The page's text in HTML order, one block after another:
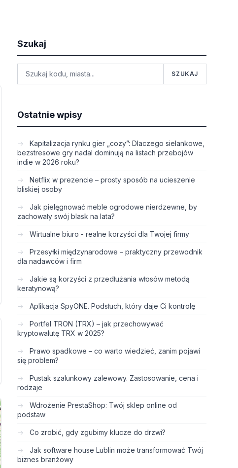
Szukaj
SZUKAJ
Ostatnie wpisy
Kapitalizacja rynku gier „cozy”: Dlaczego sielankowe,
bezstresowe gry nadal dominują na listach przebojów
indie w 2026 roku?
Netflix w prezencie – prosty sposób na ucieszenie
bliskiej osoby
Jak pielęgnować meble ogrodowe nierdzewne, by
zachowały swój blask na lata?
Wirtualne biuro - realne korzyści dla Twojej firmy
Przesyłki międzynarodowe – praktyczny przewodnik
dla nadawców i firm
Jakie są korzyści z przedłużania włosów metodą
keratynową?
Aplikacja SpyONE. Podsłuch, który daje Ci kontrolę
Portfel TRON (TRX) – jak przechowywać
kryptowalutę TRX w 2025?
Prawo spadkowe – co warto wiedzieć, zanim pojawi
się problem?
Pustak szalunkowy zalewowy. Zastosowanie, cena i
rodzaje
Wdrożenie PrestaShop: Twój sklep online od
podstaw
Co zrobić, gdy zgubimy klucze do drzwi?
Jak software house Lublin może transformować Twój
biznes branżowy